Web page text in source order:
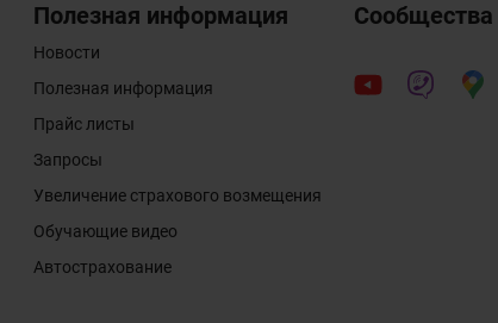
Полезная информация
Новости
Полезная информация
Прайс листы
Запросы
Увеличение страхового возмещения
Обучающие видео
Автострахование
Сообщества